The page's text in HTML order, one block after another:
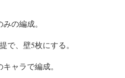
の編成。
で、壁5枚にする。
ャラで編成。